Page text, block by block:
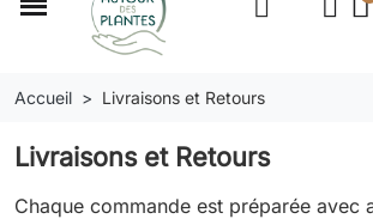
Accueil Livraisons et Retours
Livraisons et Retours
Chaque commande est préparée avec